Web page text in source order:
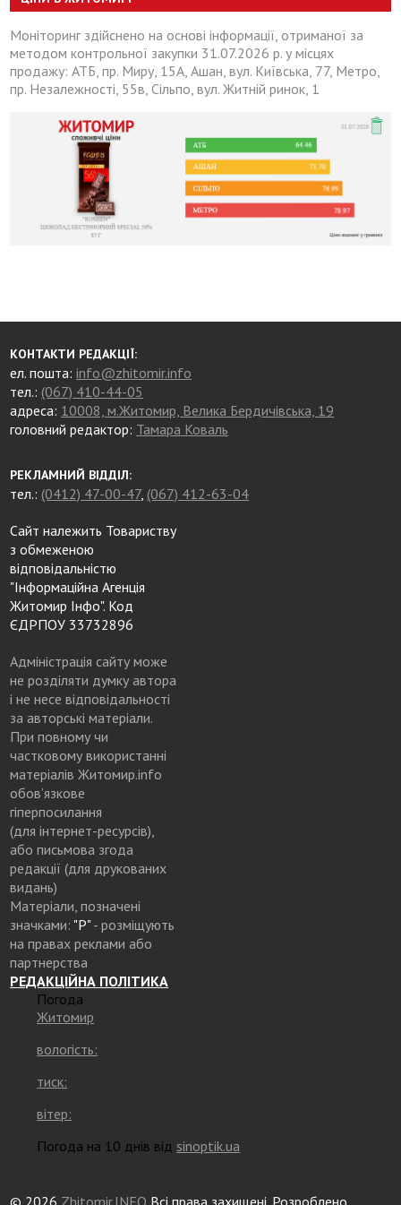
Моніторинг здійснено на основі інформації, отриманої за
методом контрольної закупки 31.07.2026 р. у місцях
продажу: АТБ, пр. Миру, 15А, Ашан, вул. Київська, 77, Метро,
пр. Незалежності, 55в, Сільпо, вул. Житній ринок, 1
КОНТАКТИ РЕДАКЦІЇ:
ел. пошта:info@zhitomir.info
тел.: (067) 410-44-05
адреса: 10008, м.Житомир, Велика Бердичівська, 19
головний редактор: Тамара Коваль
РЕКЛАМНИЙ ВІДДІЛ:
тел.: (0412) 47-00-47, (067) 412-63-04
Сайт належить Товариству
з обмеженою
відповідальністю
"Інформаційна Агенція
Житомир Інфо". Код
ЄДРПОУ 33732896
Адміністрація сайту може
не розділяти думку автора
і не несе відповідальності
за авторські матеріали.
При повному чи
частковому використанні
матеріалів Житомир.info
обов’язкове
гіперпосилання
(для інтернет-ресурсів),
або письмова згода
редакції (для друкованих
видань)
Матеріали, позначені
значками: "Р"- розміщують
на правах реклами або
партнерства
РЕДАКЦІЙНА ПОЛІТИКА
Погода
Житомир
вологість:
тиск:
вітер:
Погода на 10 днів від sinoptik.ua
© 2026 Zhitomir.INFO Всі права захищені. Розроблено